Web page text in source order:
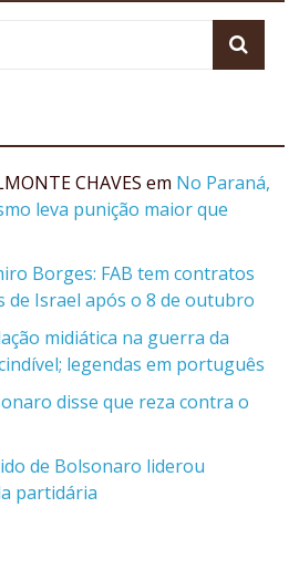
CHAVES em No Paraná,
leva punição maior que
Borges: FAB tem contratos
de Israel após o 8 de outubro
midiática na guerra da
legendas em português
disse que reza contra o
de Bolsonaro liderou
partidária